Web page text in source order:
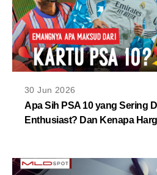
30 Jun 2026
Apa Sih PSA 10 yang Sering
Enthusiast? Dan Kenapa